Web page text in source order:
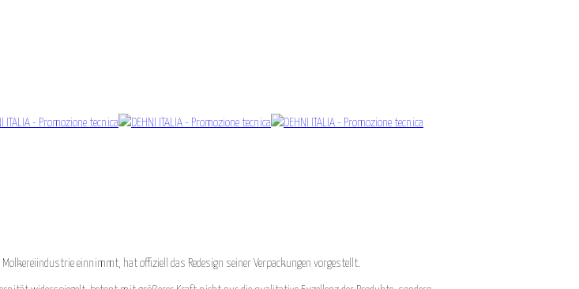
einnimmt, hat offiziell das Redesign seiner Verpackungen vorgestellt.